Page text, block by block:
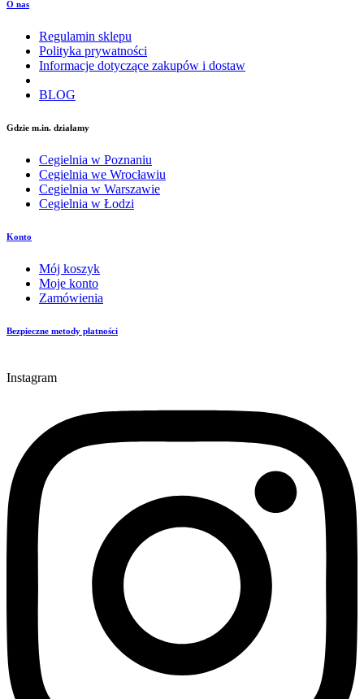
O nas
Regulamin sklepu
Polityka prywatności
Informacje dotyczące zakupów i dostaw
BLOG
Gdzie m.in. działamy
Cegielnia w Poznaniu
Cegielnia we Wrocławiu
Cegielnia w Warszawie
Cegielnia w Łodzi
Konto
Mój koszyk
Moje konto
Zamówienia
Bezpieczne metody płatności
Instagram